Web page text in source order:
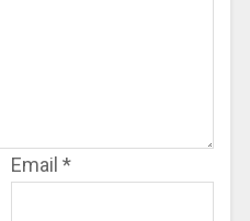
Email *